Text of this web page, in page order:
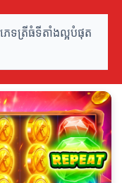
េទត្រីធំទីតាំងល្អបំផុត